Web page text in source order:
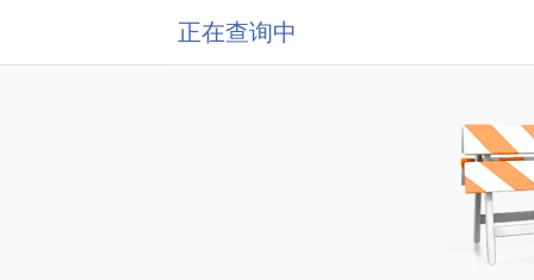
正在查询中